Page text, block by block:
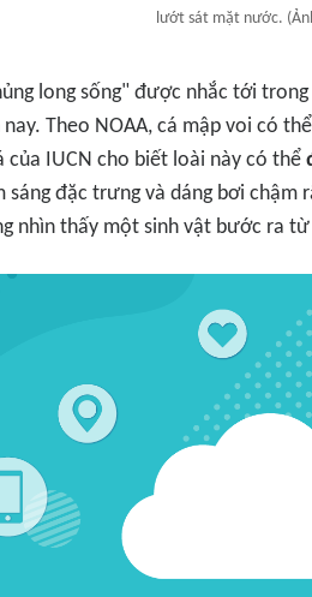
lướt sát mặt nước.
long sống" được nhắc tới
nay. Theo NOAA, cá mập voi có
của IUCN cho biết loài này có thể
sáng đặc trưng và dáng bơi chậm
nhìn thấy một sinh vật bước ra